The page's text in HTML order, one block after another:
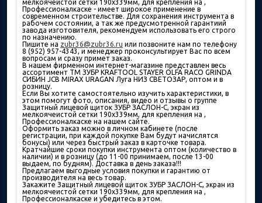
мелкоячеистой сетки 190х339мм, для крепления на ,
Профессионалкаске - имеет широкое применение в
современном строительстве. Для сохранения инструмента в
рабочем состоянии, а так же предусмотренной гарантиий
завода изготовителя, рекомендуем использовать его строго
по назначению.
Пишите на zubr36@zubr36.ru или позвоните нам по телефону
8 (952) 957-4343, и менеджер проконсультирует Вас по всем
вопросам и сразу примет заказ.
В нашем фирменном интернет-магазине представлен весь
ассортимент ТМ ЗУБР KRAFTOOL STAYER OLFA RACO GRINDA
СИБИН JCB MIRAX URAGAN Луга НИЗ СВЕТОЗАР, оптом и в
розницу.
Если Вы хотите самостоятельно изучить характеристики, в
этом помогут фото, описания, видео и отзывы о группе
Защитный лицевой щиток ЗУБР ЗАСЛОН-С, экран из
мелкоячеистой сетки 190х339мм, для крепления на ,
Профессионалкаске на нашем сайте.
Оформить заказ можно в личном кабинете (после
регистрации, при каждой покупке Вам будут начислятся
бонусы) или через быстрый заказ в карточке товара.
Кратчайшие сроки покупки инструмента оптом (количество в
наличии) и в розницу (до 11-00 принимаем, после 13-00
выдаем, по будням). Доставка в день заказа!!!
Предлагаем выгодные условия покупки и гарантию от
производителя на весь товар.
Закажите Защитный лицевой щиток ЗУБР ЗАСЛОН-С, экран из
мелкоячеистой сетки 190х339мм, для крепления на ,
Профессионалкаске и убедитесь в этом.